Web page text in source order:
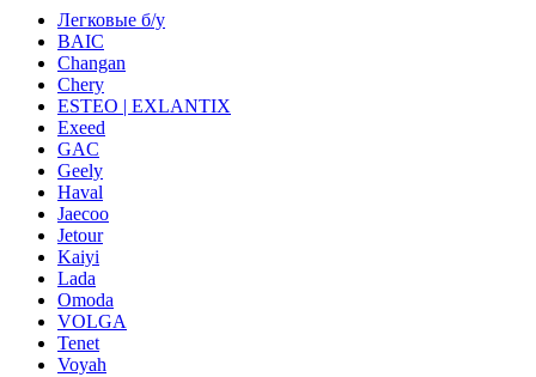
Легковые б/у
BAIC
Changan
Chery
ESTEO | EXLANTIX
Exeed
GAC
Geely
Haval
Jaecoo
Jetour
Kaiyi
Lada
Omoda
VOLGA
Tenet
Voyah